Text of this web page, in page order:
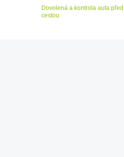
autě.cz
Dovolená a kontrola auta před
cestou